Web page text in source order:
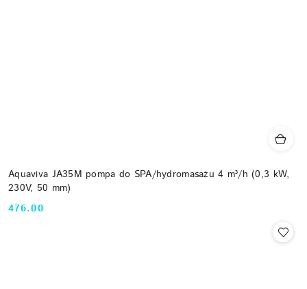
Aquaviva JA35M pompa do SPA/hydromasażu 4 m³/h (0,3 kW,
230V, 50 mm)
Cena:
476.00